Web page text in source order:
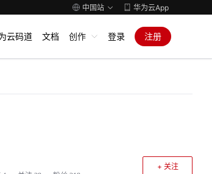
中国站 华为云App
云码道 文档 创作 登录 注册
+ 关注